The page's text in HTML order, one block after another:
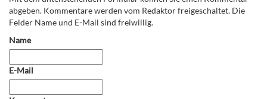
abgeben. Kommentare werden vom Redaktor freigeschaltet. Die
Felder Name und E-Mail sind freiwillig.
Name
E-Mail